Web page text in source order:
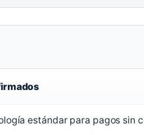
estándar para pagos sin